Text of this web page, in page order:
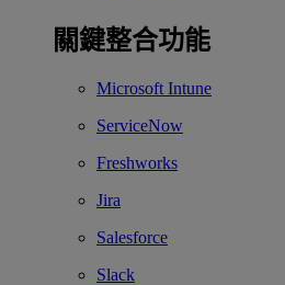
關鍵整合功能
Microsoft Intune
ServiceNow
Freshworks
Jira
Salesforce
Slack